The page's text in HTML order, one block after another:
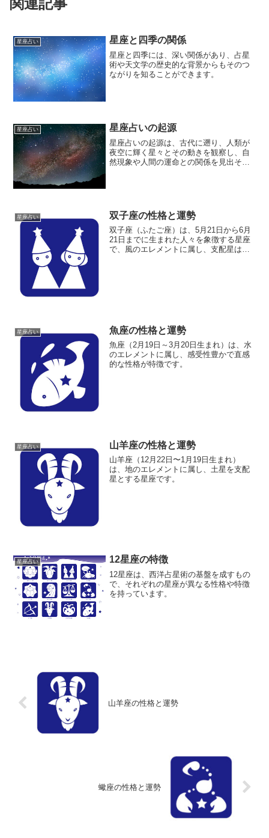
関連記事
星座占い 星座と四季の関係
星座と四季には、深い関係があり、占星
術や天文学の歴史的な背景からもそのつ
ながりを知ることができます。
星座占い 星座占いの起源
星座占いの起源は、古代に遡り、人類が
夜空に輝く星々とその動きを観察し、自
然現象や人間の運命との関係を見出そう
星座占い 双子座の性格と運勢
双子座（ふたご座）は、5月21日から6月
21日までに生まれた人々を象徴する星座
で、風のエレメントに属し、支配星は
星座占い 魚座の性格と運勢
魚座（2月19日～3月20日生まれ）は、水
のエレメントに属し、感受性豊かで直感
的な性格が特徴です。
星座占い 山羊座の性格と運勢
山羊座（12月22日〜1月19日生まれ）
は、地のエレメントに属し、土星を支配
星とする星座です。
星座占い 12星座の特徴
12星座は、西洋占星術の基盤を成すもの
で、それぞれの星座が異なる性格や特徴
を持っています。
山羊座の性格と運勢
蠍座の性格と運勢